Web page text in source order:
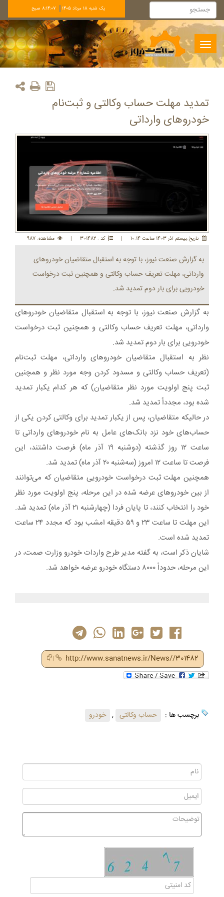
يک شنبه 18 مرداد 1405 8:14:07 صبح
Toggle
navigation
تمدید مهلت حساب وکالتی و ثبت‌نام
خودروهای وارداتی
تاريخ:بيستم آذر 1403 ساعت 10:14 | کد : 301482 | مشاهده: 987
به گزارش صنعت نیوز، با توجه به استقبال متقاضیان خودروهای
وارداتی، مهلت تعریف حساب وکالتی و همچنین ثبت درخواست
خودرویی برای بار دوم تمدید شد.
به گزارش صنعت نیوز، با توجه به استقبال متقاضیان خودروهای
وارداتی، مهلت تعریف حساب وکالتی و همچنین ثبت درخواست
خودرویی برای بار دوم تمدید شد.
نظر به استقبال متقاضیان خودروهای وارداتی، مهلت ثبت‌نام
(تعریف حساب وکالتی و مسدود کردن وجه مورد نظر و همچنین
ثبت پنج اولویت مورد نظر متقاضیان) که هر کدام یکبار تمدید
شده بود، مجدداً تمدید شد.
در حالیکه متقاضیان، پس از یکبار تمدید برای وکالتی کردن یکی از
حساب‌های خود نزد بانک‌های عامل به نام خودروهای وارداتی تا
ساعت ١٢ روز گذشته (دوشنبه ١٩ آذر ماه) فرصت داشتند، این
فرصت تا ساعت ١٢ امروز (سه‌شنبه ٢٠ آذر ماه) تمدید شد.
همچنین مهلت ثبت درخواست خودرویی متقاضیان که می‌توانند
از بین خودروهای عرضه شده در این مرحله، پنج اولویت مورد نظر
خود را انتخاب کنند، تا پایان فردا (چهارشنبه ٢١ آذر ماه) تمدید شد.
این مهلت تا ساعت ٢٣ و ۵٩ دقیقه امشب بود که مجدد ٢۴ ساعت
تمدید شده است.
شایان ذکر است، به گفته مدیر طرح واردات خودرو وزارت صمت، در
این مرحله، حدوداً ٨٠٠٠ دستگاه خودرو عرضه خواهد شد.
http://www.sanatnews.ir/News//301482
برچسب ها : حساب وکالتی , خودرو